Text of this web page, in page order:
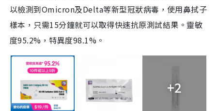
以檢測到Omicron及Delta等新型冠狀病毒，使用鼻拭子
樣本，只需15分鐘就可以取得快速抗原測試結果。靈敏
度95.2%，特異度98.1%。
+2